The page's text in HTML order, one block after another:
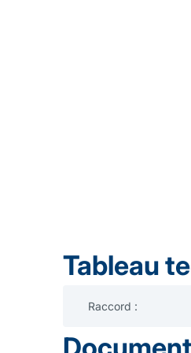
Tableau
Raccord :